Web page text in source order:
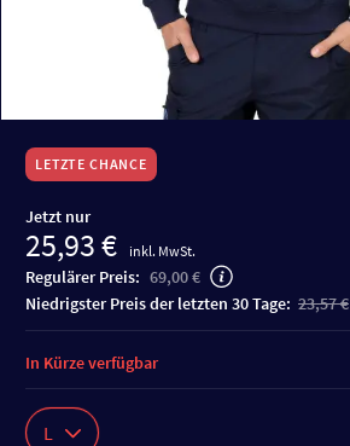
LETZTE CHANCE
Jetzt nur
25,93 € inkl. MwSt.
Regulärer Preis: 69,00 €
niedrigster Preis der letzten 30 Tage: 23,57 €
L
In Kürze verfügbar